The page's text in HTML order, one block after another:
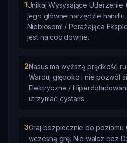
1Unikaj Wysysające Uderzenie
jego główne narzędzie
Niebiosom! / Porażająca
jest na cooldownie.
2Nasus ma wyższą prędkość
Warduj głęboko i nie pozwól
Elektryczne /
utrzymać dystans.
3Graj bezpiecznie do poziomu
wczesną grę. Nie walcz bez